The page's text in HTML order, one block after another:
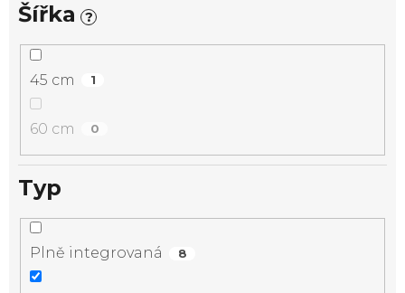
Šířka ?
45 cm 1
60 cm 0
Typ
Plně integrovaná 8